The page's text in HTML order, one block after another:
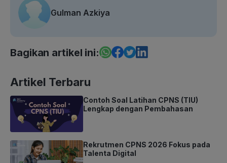
Gulman Azkiya
Bagikan artikel ini:
Artikel Terbaru
Contoh Soal Latihan CPNS (TIU)
Lengkap dengan Pembahasan
Rekrutmen CPNS 2026 Fokus pada
Talenta Digital